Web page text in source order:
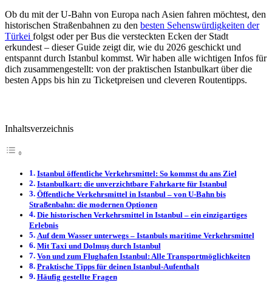
Ob du mit der U-Bahn von Europa nach Asien fahren möchtest, den
historischen Straßenbahnen zu den besten Sehenswürdigkeiten der
Türkei folgst oder per Bus die versteckten Ecken der Stadt
erkundest – dieser Guide zeigt dir, wie du 2026 geschickt und
entspannt durch Istanbul kommst. Wir haben alle wichtigen Infos für
dich zusammengestellt: von der praktischen Istanbulkart über die
besten Apps bis hin zu Ticketpreisen und cleveren Routentipps.
Inhaltsverzeichnis
Istanbul öffentliche Verkehrsmittel: So kommst du ans Ziel
Istanbulkart: die unverzichtbare Fahrkarte für Istanbul
Öffentliche Verkehrsmittel in Istanbul – von U-Bahn bis
Straßenbahn: die modernen Optionen
Die historischen Verkehrsmittel in Istanbul – ein einzigartiges
Erlebnis
Auf dem Wasser unterwegs – Istanbuls maritime Verkehrsmittel
Mit Taxi und Dolmuş durch Istanbul
Von und zum Flughafen Istanbul: Alle Transportmöglichkeiten
Praktische Tipps für deinen Istanbul-Aufenthalt
Häufig gestellte Fragen